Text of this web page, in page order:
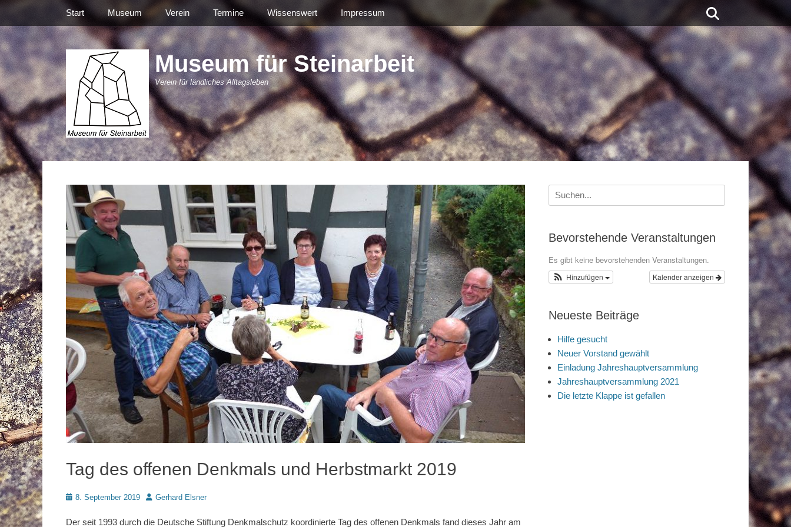
Museum für Steinarbeit
Verein für ländliches Alltagsleben
Primäres Menü
Zum
springen
Start Museum Verein Termine Wissenswert Impressum
Tag des offenen Denkmals und Herbstmarkt 2019
Posted
8. September 2019 AutorGerhard Elsner
Der seit 1993 durch die Deutsche Stiftung Denkmalschutz koordinierte Tag des offenen Denkmals fand dieses Jahr am
Suche
nach:
Bevorstehende Veranstaltungen
Es gibt keine bevorstehenden Veranstaltungen.
Kalender anzeigen
Hinzufügen
Neueste Beiträge
Hilfe gesucht
Neuer Vorstand gewählt
Einladung Jahreshauptversammlung
Jahreshauptversammlung 2021
Die letzte Klappe ist gefallen